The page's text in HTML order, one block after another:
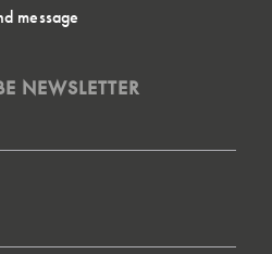
message
NEWSLETTER